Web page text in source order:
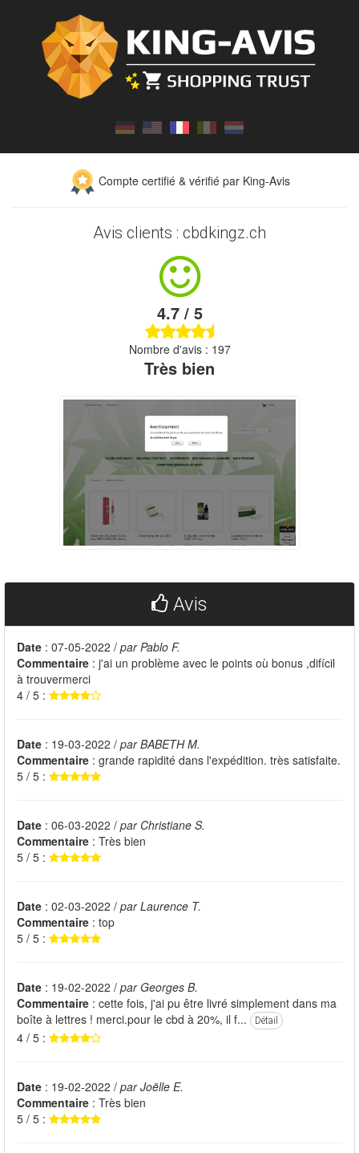
Compte certifié & vérifié par King-Avis
Avis clients : cbdkingz.ch
4.7 / 5
Nombre d'avis : 197
Très bien
Avis
Date : 07-05-2022 / par Pablo F.
Commentaire : j'ai un problème avec le points où bonus ,difícil
à trouvermerci
4 / 5 :
Date : 19-03-2022 / par BABETH M.
Commentaire : grande rapidité dans l'expédition. très satisfaite.
5 / 5 :
Date : 06-03-2022 / par Christiane S.
Commentaire : Très bien
5 / 5 :
Date : 02-03-2022 / par Laurence T.
Commentaire : top
5 / 5 :
Date : 19-02-2022 / par Georges B.
Commentaire : cette fois, j'ai pu être livré simplement dans ma
boîte à lettres ! merci.pour le cbd à 20%, il f...
Détail
4 / 5 :
Date : 19-02-2022 / par Joëlle E.
Commentaire : Très bien
5 / 5 :